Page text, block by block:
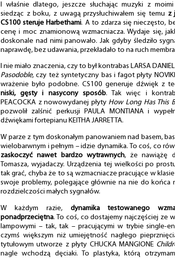
I właśnie dlatego, jeszcze słuchając muzyki z
siedząc z boku, z uwagą przysłuchiwałem się temu z
CS100 steruje Harbethami. A to zdarza się nieczęsto,
cenę i moc znamionową wzmacniacza. Wydaje się,
doskonale nad nimi panowało. Jak gdyby śledziło
naprawdę, bez udawania, przekładało to na ruch
I nie miało znaczenia, czy to był kontrabas LARSA
Pasodoble, czy też syntetyczny bas i fagot płyty NOVIKI
wrażenie było podobne. CS100 generuje dźwięk z
niski, gęsty i nasycony sposób. Tak więc i
PEACOCKA z nowowydanej płyty How Long Has This
pozwolił zalśnić perkusji PAULA MONTIANA i
dźwiękami fortepianu KEITHA JARRETTA.
W parze z tym doskonałym panowaniem nad basem,
wielobarwnym i pełnym – idzie dynamika. To coś, co
zaskoczyć nawet bardzo wytrawnych, że nawiążę
Tomasza, wyjadaczy. Urządzenia tej wielkości po
tak grać, chyba że to są wzmacniacze pracujące w
swoje problemy, polegające głównie na nie do końca
rozdzielczości małych sygnałów.
W każdym razie, dynamika testowanego
ponadprzeciętna. To coś, co dostajemy najczęściej ze
lampowymi – tak, tak – pracującymi w trybie single-
czymś większym niż umiejętność nagłego
tytułowym utworze z płyty CHUCKA MANGIONE
nagle wchodzą dęciaki. To plastyka, którą